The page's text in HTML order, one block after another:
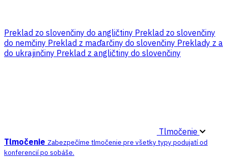
Preklad zo slovenčiny do angličtiny Preklad zo slovenčiny
do nemčiny Preklad z maďarčiny do slovenčiny Preklady z a
do ukrajinčiny Preklad z angličtiny do slovenčiny
Tlmočenie
Tlmočenie Zabezpečíme tlmočenie pre všetky typy podujatí od
konferencií po sobáše.